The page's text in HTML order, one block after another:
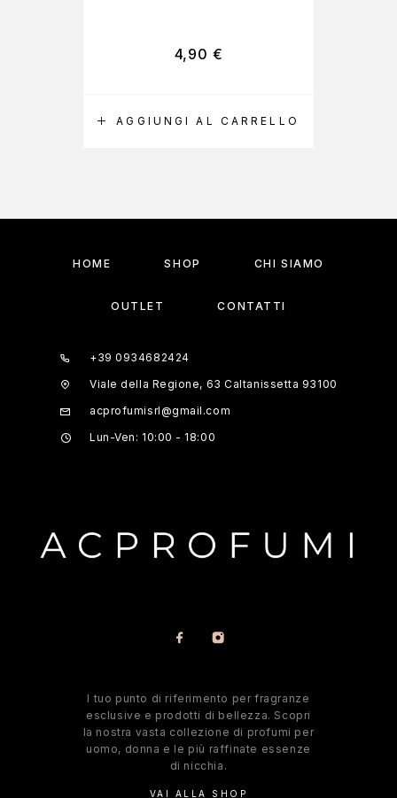
AGGIUNGI AL CARRELLO
4,90 €
HOME SHOP CHI SIAMO
OUTLET CONTATTI
+39 0934682424
Viale della Regione, 63 Caltanissetta 93100
acprofumisrl@gmail.com
Lun-Ven: 10:00 - 18:00
l tuo punto di riferimento per fragranze
esclusive e prodotti di bellezza. Scopri
la nostra vasta collezione di profumi per
uomo, donna e le più raffinate essenze
di nicchia.
VAI ALLA SHOP